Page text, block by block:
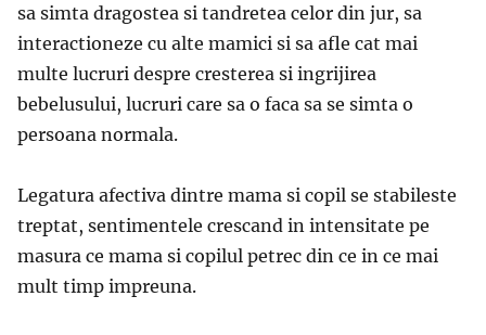
sa simta dragostea si tandretea celor din jur, sa
interactioneze cu alte mamici si sa afle cat mai
multe lucruri despre cresterea si ingrijirea
bebelusului, lucruri care sa o faca sa se simta o
persoana normala.
Legatura afectiva dintre mama si copil se stabileste
treptat, sentimentele crescand in intensitate pe
masura ce mama si copilul petrec din ce in ce mai
mult timp impreuna.